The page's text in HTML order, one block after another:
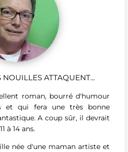
NOUILLES ATTAQUENT...
roman, bourré d'humour
et qui fera une très bonne
A coup sûr, il devrait
à 14 ans.
née d'une maman artiste et